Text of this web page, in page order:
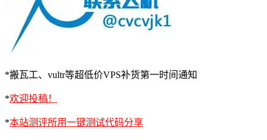
*搬瓦工、vultr等超低价VPS补货第一时间通知
*欢迎投稿！
*本站测评所用一键测试代码分享